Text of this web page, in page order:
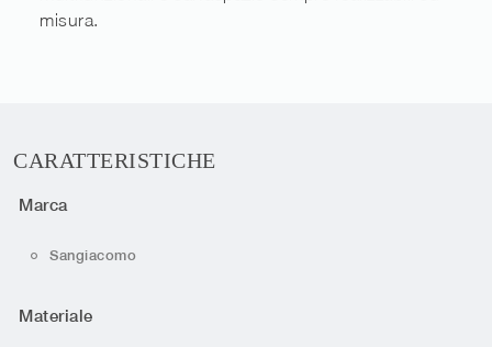
misura.
CARATTERISTICHE
Marca
Sangiacomo
Materiale